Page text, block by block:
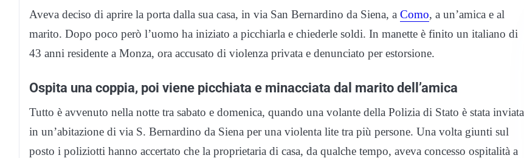
Aveva deciso di aprire la porta dalla sua casa, in via San Bernardino da Siena, a Como, a un’amica e al
marito. Dopo poco però l’uomo ha iniziato a picchiarla e chiederle soldi. In manette è finito un italiano di
43 anni residente a Monza, ora accusato di violenza privata e denunciato per estorsione.
Ospita una coppia, poi viene picchiata e minacciata dal marito dell’amica
Tutto è avvenuto nella notte tra sabato e domenica, quando una volante della Polizia di Stato è stata inviata
in un’abitazione di via S. Bernardino da Siena per una violenta lite tra più persone. Una volta giunti sul
posto i poliziotti hanno accertato che la proprietaria di casa, da qualche tempo, aveva concesso ospitalità a